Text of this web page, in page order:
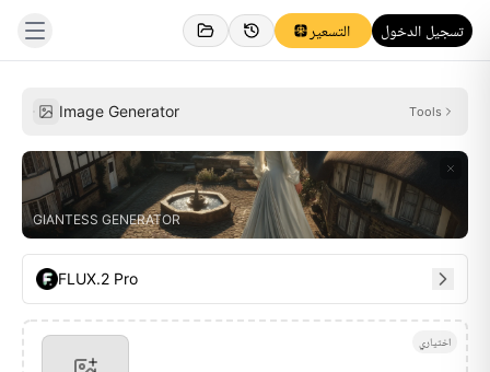
التسعير تسجيل الدخول
Image Generator Tools
GIANTESS GENERATOR
FLUX.2 Pro
اختياري